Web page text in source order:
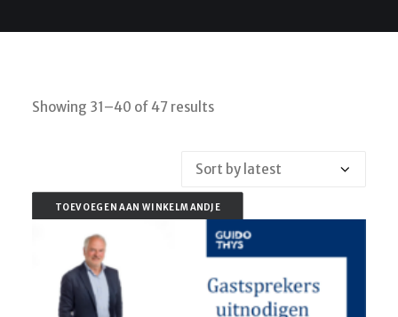
Showing 31–40 of 47 resultsSorted
TOEVOEGEN AAN WINKELMANDJE
TOEVOEGEN AAN WINKELMANDJE
TOEVOEGEN AAN WINKELMANDJE